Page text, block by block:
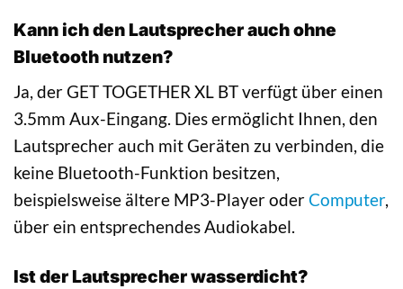
Kann ich den Lautsprecher auch ohne
Bluetooth nutzen?
Ja, der GET TOGETHER XL BT verfügt über einen
3.5mm Aux-Eingang. Dies ermöglicht Ihnen, den
Lautsprecher auch mit Geräten zu verbinden, die
keine Bluetooth-Funktion besitzen,
beispielsweise ältere MP3-Player oderComputer,
über ein entsprechendes Audiokabel.
Ist der Lautsprecher wasserdicht?